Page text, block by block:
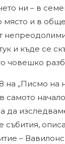
ни – в
място и в
и къде се
човешко
на „Писмо на
самото
да
събития,
–